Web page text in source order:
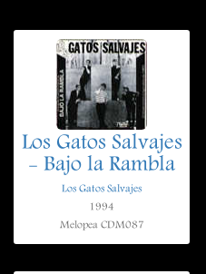
Los Gatos Salvajes
- Bajo la Rambla
Los Gatos Salvajes
1994
Melopea CDM087